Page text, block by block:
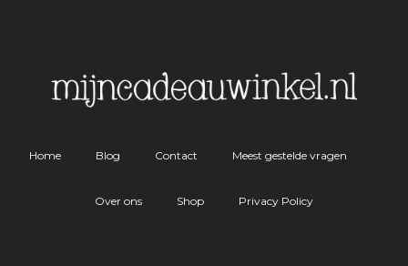
Home Blog Contact Meest gestelde vragen
Over ons Shop Privacy Policy